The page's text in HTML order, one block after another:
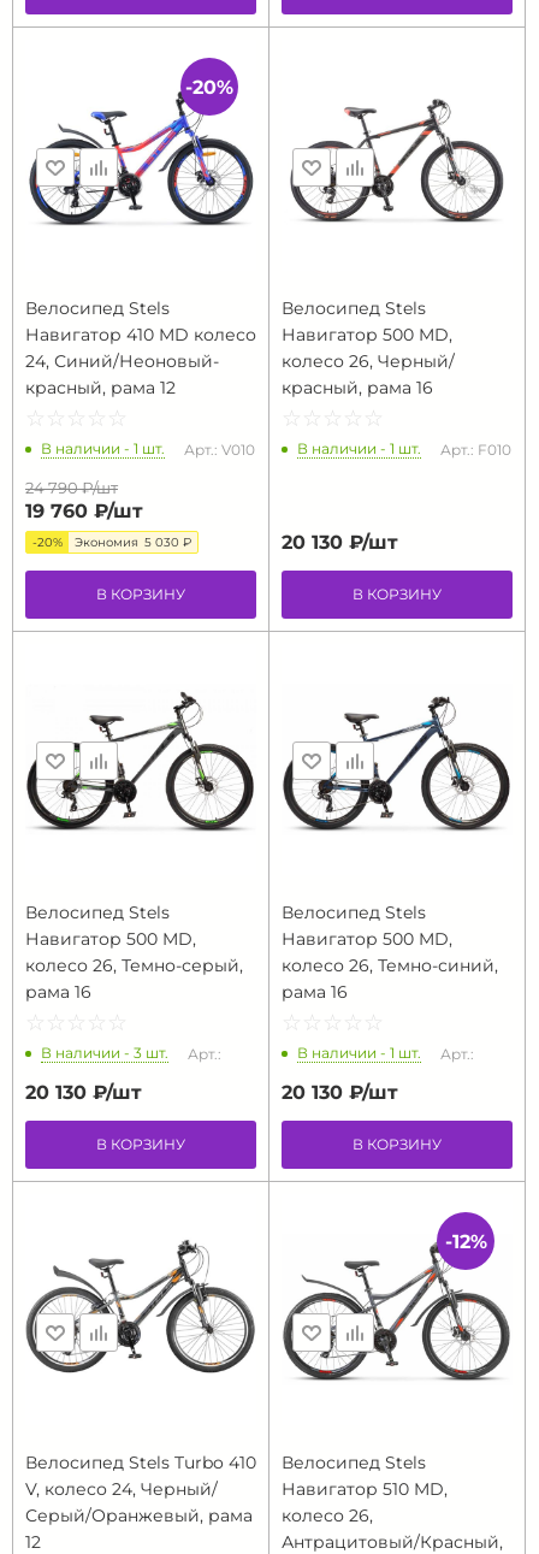
Велосипед Stels
Навигатор 410 MD колесо
24, Синий/Неоновый-
красный, рама 12
☆ ☆ ☆ ☆ ☆
★ ★ ★ ★ ★
В наличии - 1 шт. Арт.: V010
24 790 ₽/шт
19 760 ₽/шт
-20% Экономия 5 030 ₽
В КОРЗИНУ
-20%
Велосипед Stels
Навигатор 500 MD,
колесо 26, Черный/
красный, рама 16
☆ ☆ ☆ ☆ ☆
★ ★ ★ ★ ★
В наличии - 1 шт. Арт.: F010
20 130 ₽/шт
В КОРЗИНУ
Велосипед Stels
Навигатор 500 MD,
колесо 26, Темно-серый,
рама 16
☆ ☆ ☆ ☆ ☆
★ ★ ★ ★ ★
В наличии - 3 шт. Арт.:
20 130 ₽/шт
В КОРЗИНУ
Велосипед Stels
Навигатор 500 MD,
колесо 26, Темно-синий,
рама 16
☆ ☆ ☆ ☆ ☆
★ ★ ★ ★ ★
В наличии - 1 шт. Арт.:
20 130 ₽/шт
В КОРЗИНУ
Велосипед Stels Turbo 410
V, колесо 24, Черный/
Серый/Оранжевый, рама
12
Велосипед Stels
Навигатор 510 MD,
колесо 26,
Антрацитовый/Красный,
-12%